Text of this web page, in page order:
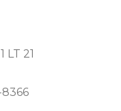
LT 21
8366